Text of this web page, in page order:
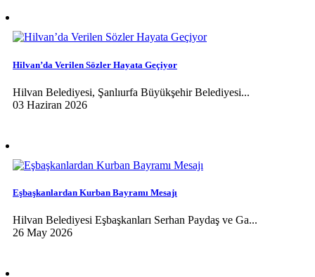
Hilvan’da Verilen Sözler Hayata Geçiyor
Hilvan Belediyesi, Şanlıurfa Büyükşehir Belediyesi...
03 Haziran 2026
Eşbaşkanlardan Kurban Bayramı Mesajı
Hilvan Belediyesi Eşbaşkanları Serhan Paydaş ve Ga...
26 May 2026